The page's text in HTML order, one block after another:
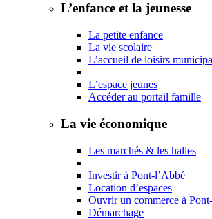
L’enfance et la jeunesse
La petite enfance
La vie scolaire
L’accueil de loisirs
L’espace jeunes
Accéder au portail famille
La vie économique
Les marchés & les halles
Investir à Pont-l’Abbé
Location d’espaces
Ouvrir un commerce à
Démarchage